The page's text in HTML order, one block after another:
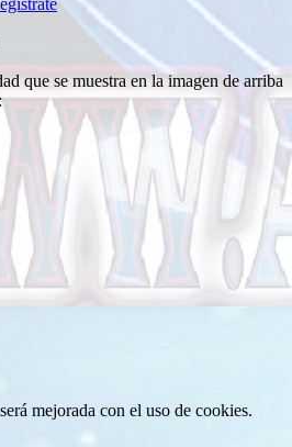
que se muestra en la imagen de arriba
mejorada con el uso de cookies.